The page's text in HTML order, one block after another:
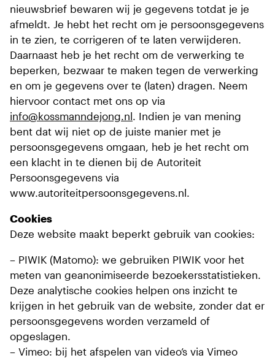
nieuwsbrief bewaren wij je gegevens totdat je je
afmeldt. Je hebt het recht om je persoonsgegevens
in te zien, te corrigeren of te laten verwijderen.
Daarnaast heb je het recht om de verwerking te
beperken, bezwaar te maken tegen de verwerking
en om je gegevens over te (laten) dragen. Neem
hiervoor contact met ons op via
info@kossmanndejong.nl. Indien je van mening
bent dat wij niet op de juiste manier met je
persoonsgegevens omgaan, heb je het recht om
een klacht in te dienen bij de Autoriteit
Persoonsgegevens via
www.autoriteitpersoonsgegevens.nl.
Cookies
Deze website maakt beperkt gebruik van cookies:
– PIWIK (Matomo): we gebruiken PIWIK voor het
meten van geanonimiseerde bezoekersstatistieken.
Deze analytische cookies helpen ons inzicht te
krijgen in het gebruik van de website, zonder dat er
persoonsgegevens worden verzameld of
opgeslagen.
– Vimeo: bij het afspelen van video’s via Vimeo